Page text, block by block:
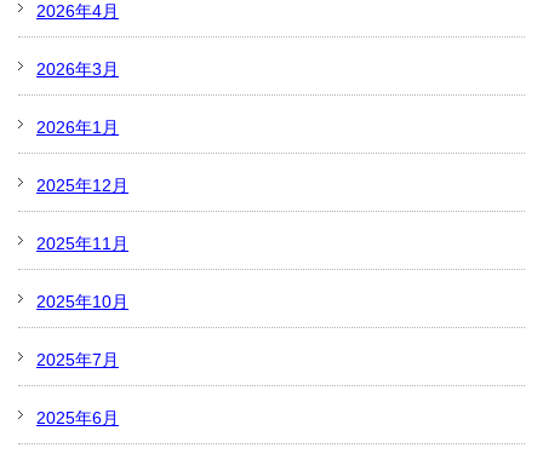
2026年4月
2026年3月
2026年1月
2025年12月
2025年11月
2025年10月
2025年7月
2025年6月